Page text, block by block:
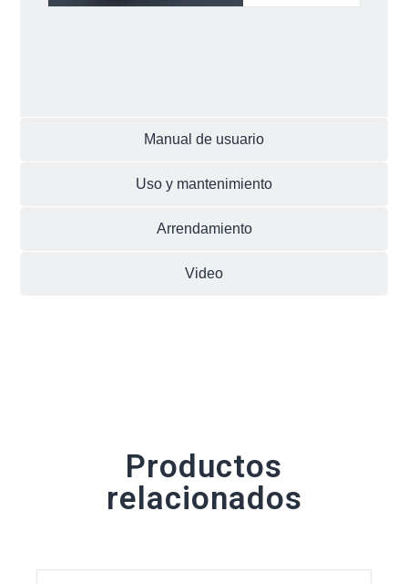
Manual de usuario
Uso y mantenimiento
Arrendamiento
Video
Productos
relacionados